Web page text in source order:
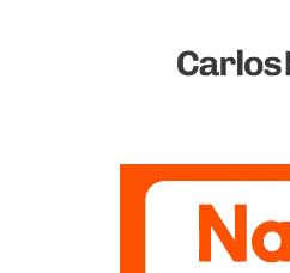
Vivo